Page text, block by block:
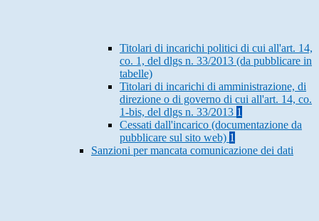
Titolari di incarichi politici di cui all'art. 14,
co. 1, del dlgs n. 33/2013 (da pubblicare in
tabelle)
Titolari di incarichi di amministrazione, di
direzione o di governo di cui all'art. 14, co.
1-bis, del dlgs n. 33/2013 1
Cessati dall'incarico (documentazione da
pubblicare sul sito web) 1
Sanzioni per mancata comunicazione dei dati